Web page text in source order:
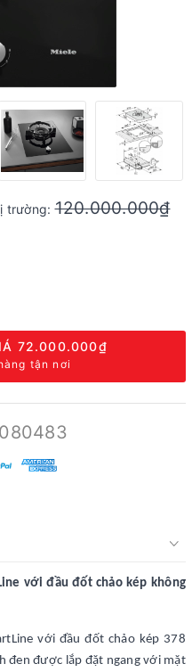
trường:120.000.000₫
72.000.000₫
tận nơi
với đầu đốt chảo kép không
với đầu đốt chảo kép 378
đen được lắp đặt ngang với mặt